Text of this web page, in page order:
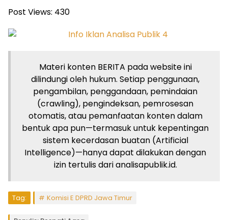
Post Views: 430
Materi konten BERITA pada website ini
dilindungi oleh hukum. Setiap penggunaan,
pengambilan, penggandaan, pemindaian
(crawling), pengindeksan, pemrosesan
otomatis, atau pemanfaatan konten dalam
bentuk apa pun—termasuk untuk kepentingan
sistem kecerdasan buatan (Artificial
Intelligence)—hanya dapat dilakukan dengan
izin tertulis dari analisapublik.id.
Tag: Komisi E DPRD Jawa Timur